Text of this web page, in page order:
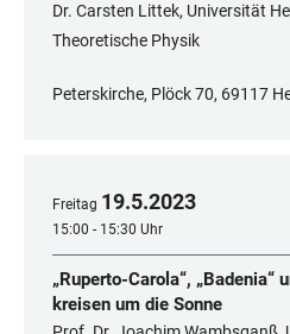
Dr. Carsten Littek, Universität
Theoretische Physik
Peterskirche, Plöck 70, 69117
Freitag 19.5.2023
15:00 - 15:30 Uhr
„Ruperto-Carola“, „Badenia“
kreisen um die Sonne